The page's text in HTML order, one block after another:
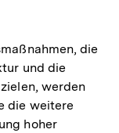
die
und die
werden
die weitere
hoher